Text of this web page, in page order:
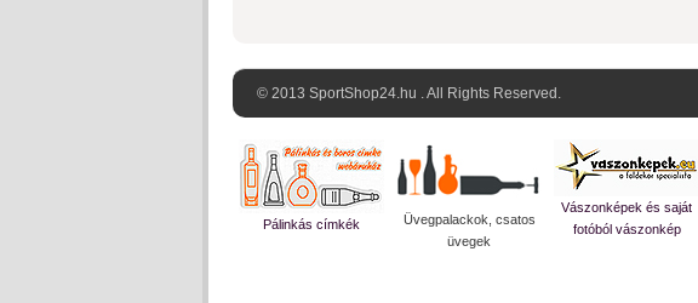
© 2013 SportShop24.hu . All Rights Reserved.
Pálinkás címkék
Üvegpalackok, csatos
üvegek
Vászonképek és saját
fotóból vászonkép